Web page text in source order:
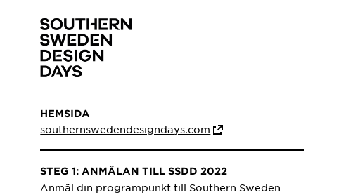
HEMSIDA
southernswedendesigndays.com
STEG 1: ANMÄLAN TILL SSDD 2022
Anmäl din programpunkt till Southern Sweden